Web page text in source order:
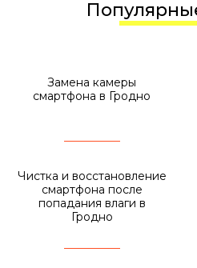
Замена камеры
смартфона в Гродно
Чистка и восстановление
смартфона после
попадания влаги в
Гродно